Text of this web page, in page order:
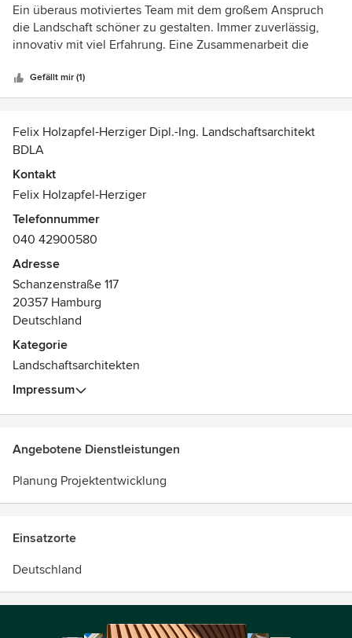
5
von
5
Ein überaus motiviertes Team mit dem großem Anspruch
die Landschaft schöner zu gestalten. Immer zuverlässig,
innovativ mit viel Erfahrung. Eine Zusammenarbeit die
Gefällt mir (1)
Felix Holzapfel-Herziger Dipl.-Ing. Landschaftsarchitekt
BDLA
Kontakt
Felix Holzapfel-Herziger
Telefonnummer
040 42900580
Adresse
Schanzenstraße 117
20357 Hamburg
Deutschland
Kategorie
Landschaftsarchitekten
Impressum
Angebotene Dienstleistungen
Planung Projektentwicklung
Einsatzorte
Deutschland